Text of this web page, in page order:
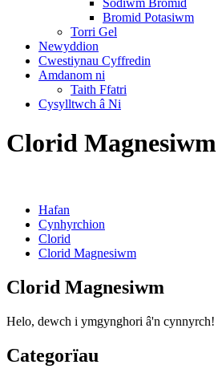
Sodiwm Bromid
Bromid Potasiwm
Torri Gel
Newyddion
Cwestiynau Cyffredin
Amdanom ni
Taith Ffatri
Cysylltwch â Ni
Clorid Magnesiwm
Hafan
Cynhyrchion
Clorid
Clorid Magnesiwm
Clorid Magnesiwm
Helo, dewch i ymgynghori â'n cynnyrch!
Categorïau